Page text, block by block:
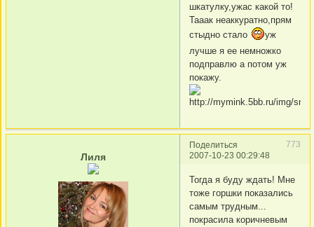
шкатулку,ужас какой то!
Тааак неаккуратно,прям
стыдно стало
уж
лучше я ее немножко
подправлю а потом уж
покажу.
Поделиться
773
2007-10-23 00:29:48
Лиля
Тогда я буду ждать! Мне
тоже горшки показались
самым трудным...
покрасила коричневым